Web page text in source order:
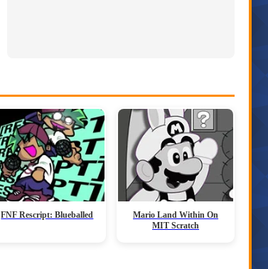
FNF Rescript: Blueballed
Mario Land Within On
MIT Scratch